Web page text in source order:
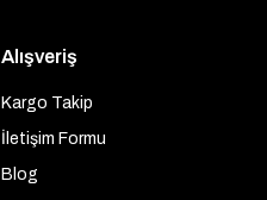
Alışveriş
Kargo Takip
İletişim Formu
Blog